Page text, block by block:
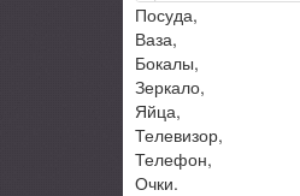
Посуда,
Ваза,
Бокалы,
Зеркало,
Яйца,
Телевизор,
Телефон,
Очки.